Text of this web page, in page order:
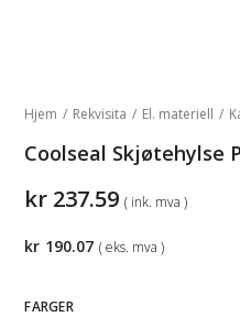
Hjem / Rekvisita / El. materiell /
Coolseal Skjøtehylse
kr 237.59 ( ink. mva )
FARGER
kr 190.07 ( eks. mva )